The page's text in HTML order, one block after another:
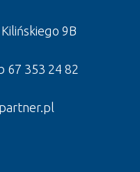
9B
67 353 24 82